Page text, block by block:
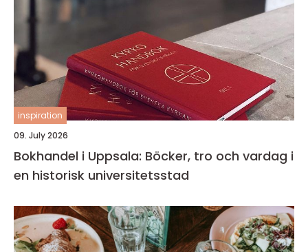
inspiration
09. July 2026
Bokhandel i Uppsala: Böcker, tro och vardag i
en historisk universitetsstad